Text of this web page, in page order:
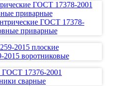
ГОСТ 17378-2001
приварные
ГОСТ 17378-
приварные
2015 плоские
воротниковые
17376-2001
сварные